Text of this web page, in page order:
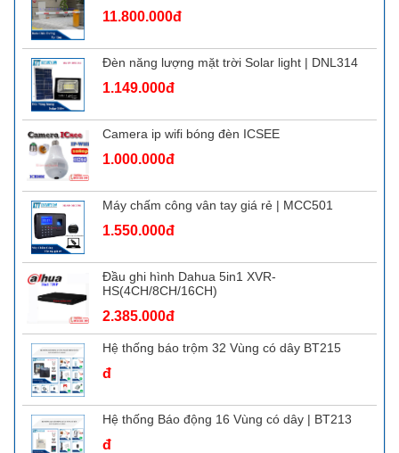
11.800.000đ
Đèn năng lượng mặt trời Solar light | DNL314
1.149.000đ
Camera ip wifi bóng đèn ICSEE
1.000.000đ
Máy chấm công vân tay giá rẻ | MCC501
1.550.000đ
Đầu ghi hình Dahua 5in1 XVR-
HS(4CH/8CH/16CH)
2.385.000đ
Hệ thống báo trộm 32 Vùng có dây BT215
đ
Hệ thống Báo động 16 Vùng có dây | BT213
đ